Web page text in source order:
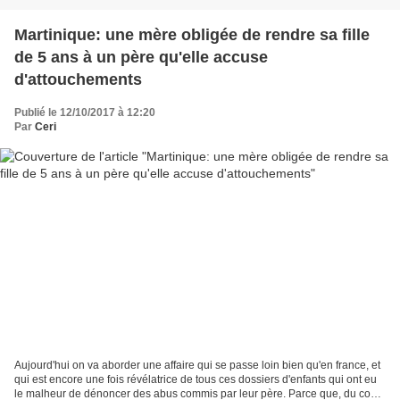
Martinique: une mère obligée de rendre sa fille
de 5 ans à un père qu'elle accuse
d'attouchements
Publié le 12/10/2017 à 12:20
Par Ceri
Aujourd'hui on va aborder une affaire qui se passe loin bien qu'en france, et
qui est encore une fois révélatrice de tous ces dossiers d'enfants qui ont eu
le malheur de dénoncer des abus commis par leur père. Parce que, du coup,